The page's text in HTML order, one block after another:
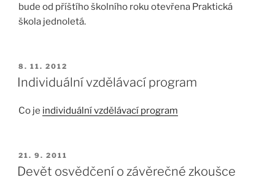
bude od příštího školního roku otevřena Praktická
škola jednoletá.
8. 11. 2012
Individuální vzdělávací program
Co je individuální vzdělávací program
21. 9. 2011
Devět osvědčení o závěrečné zkoušce